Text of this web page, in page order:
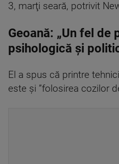
3, marţi seară, potrivit
Geoană: „Un fel de
psihologică şi
El a spus că printre
este şi ”folosirea cozilor